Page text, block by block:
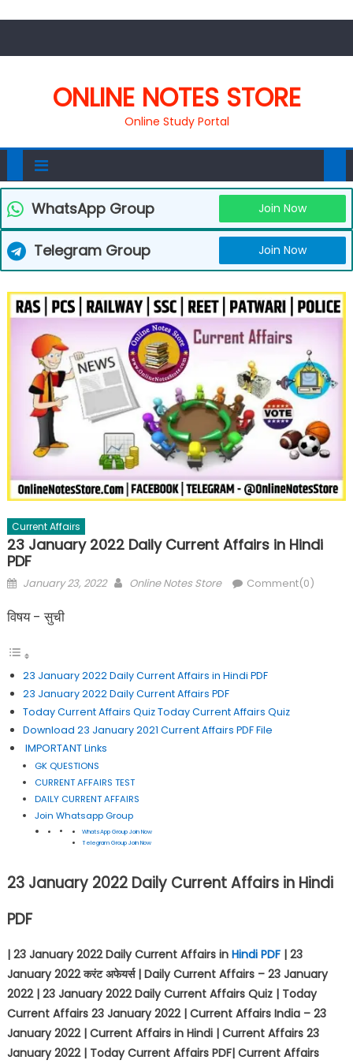
ONLINE NOTES STORE
Online Study Portal
WhatsApp Group Join Now
Telegram Group Join Now
Current Affairs
23 January 2022 Daily Current Affairs in Hindi
PDF
January 23, 2022 Online Notes Store Comment(0)
विषय - सुची
23 January 2022 Daily Current Affairs in Hindi PDF
23 January 2022 Daily Current Affairs PDF
Today Current Affairs Quiz Today Current Affairs Quiz
Download 23 January 2021 Current Affairs PDF File
IMPORTANT Links
GK QUESTIONS
CURRENT AFFAIRS TEST
DAILY CURRENT AFFAIRS
Join Whatsapp Group
WhatsApp Group Join Now
Telegram Group Join Now
23 January 2022 Daily Current Affairs in Hindi
PDF
| 23 January 2022 Daily Current Affairs in Hindi PDF| 23
January 2022करंट अफेयर्स | Daily Current Affairs – 23 January
2022 | 23 January 2022 Daily Current Affairs Quiz | Today
Current Affairs 23 January 2022 | Current Affairs India – 23
January 2022 | Current Affairs in Hindi | Current Affairs 23
January 2022 | Today Current Affairs PDF| Current Affairs